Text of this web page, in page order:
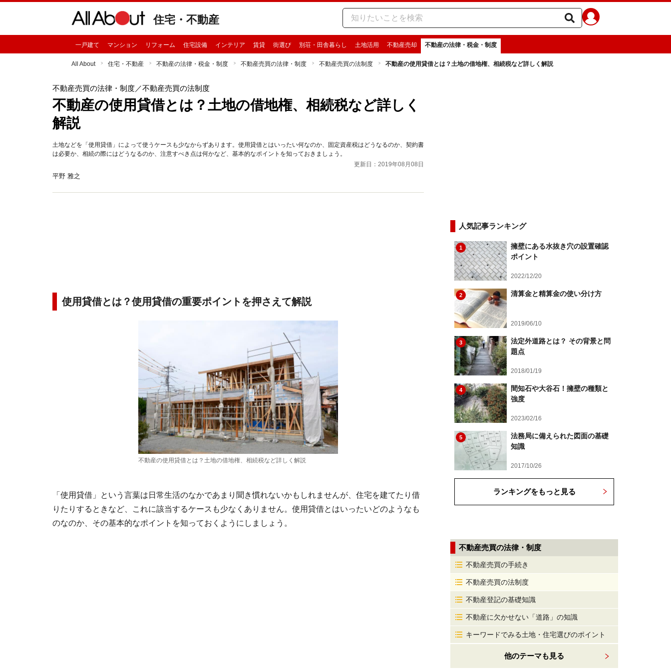
住宅・不動産
一戸建て マンション リフォーム 住宅設備 インテリア 賃貸 街選び 別荘・田舎暮らし 土地活用 不動産売却 不動産の法律・税金・制度
All About 住宅・不動産 不動産の法律・税金・制度 不動産売買の法律・制度 不動産売買の法制度 不動産の使用貸借とは？土地の借地権、相続税など詳しく解説
不動産売買の法律・制度／不動産売買の法制度
不動産の使用貸借とは？土地の借地権、相続税など詳しく
解説
土地などを「使用貸借」によって使うケースも少なからずあります。使用貸借とはいったい何なのか、固定資産税はどうなるのか、契約書
は必要か、相続の際にはどうなるのか、注意すべき点は何かなど、基本的なポイントを知っておきましょう。
更新日：2019年08月08日
平野 雅之
使用貸借とは？使用貸借の重要ポイントを押さえて解説
不動産の使用貸借とは？土地の借地権、相続税など詳しく解説
「使用貸借」という言葉は日常生活のなかであまり聞き慣れないかもしれませんが、住宅を建てたり借
りたりするときなど、これに該当するケースも少なくありません。使用貸借とはいったいどのようなも
のなのか、その基本的なポイントを知っておくようにしましょう。
人気記事ランキング
1
擁壁にある水抜き穴の設置確認
ポイント
2022/12/20
2 清算金と精算金の使い分け方
2019/06/10
3
法定外道路とは？ その背景と問
題点
2018/01/19
4
間知石や大谷石！擁壁の種類と
強度
2023/02/16
5
法務局に備えられた図面の基礎
知識
2017/10/26
ランキングをもっと見る
不動産売買の法律・制度
不動産売買の手続き
不動産売買の法制度
不動産登記の基礎知識
不動産に欠かせない「道路」の知識
キーワードでみる土地・住宅選びのポイント
他のテーマも見る